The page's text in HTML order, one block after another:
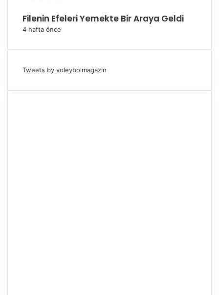
Filenin Efeleri Yemekte Bir Araya Geldi
4 hafta önce
Tweets by voleybolmagazin